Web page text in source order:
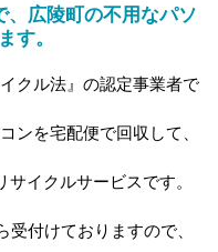
、広陵町の不用なパソ
す。
クル法』の認定事業者で
ンを宅配便で回収して、
イクルサービスです。
付けておりますので、